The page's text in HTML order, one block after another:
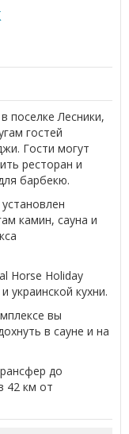
поселке Лесники,
гостей
Гости могут
ресторан и
барбекю.
камин, сауна и
Horse Holiday
украинской кухни.
вы
в сауне и на
до
42 км от